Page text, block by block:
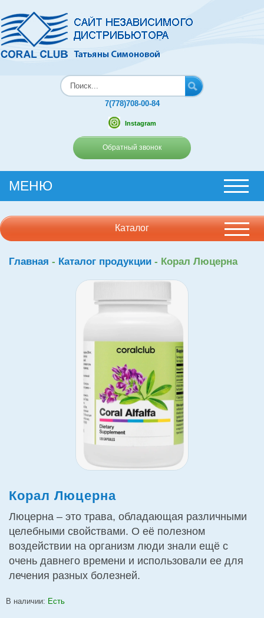
7(778)708-00-84
Instagram
Обратный звонок
МЕНЮ
Каталог
Главная - Каталог продукции - Корал Люцерна
Корал Люцерна
Люцерна – это трава, обладающая различными
целебными свойствами. О её полезном
воздействии на организм люди знали ещё с
очень давнего времени и использовали ее для
лечения разных болезней.
В наличии: Есть